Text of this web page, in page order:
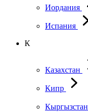
Иордания
Испания
К
Казахстан
Кипр
Кыргызстан